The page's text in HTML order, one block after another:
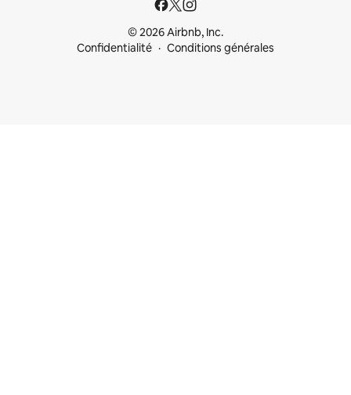
© 2026 Airbnb, Inc.
Confidentialité
Conditions générales